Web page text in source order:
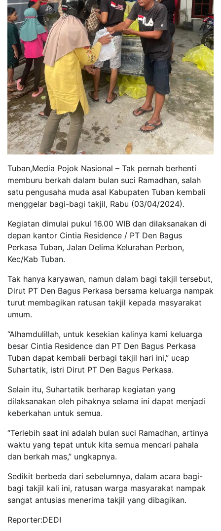
Tuban,Media Pojok Nasional – Tak pernah berhenti
memburu berkah dalam bulan suci Ramadhan, salah
satu pengusaha muda asal Kabupaten Tuban kembali
menggelar bagi-bagi takjil, Rabu (03/04/2024).
Kegiatan dimulai pukul 16.00 WIB dan dilaksanakan di
depan kantor Cintia Residence / PT Den Bagus
Perkasa Tuban, Jalan Delima Kelurahan Perbon,
Kec/Kab Tuban.
Tak hanya karyawan, namun dalam bagi takjil tersebut,
Dirut PT Den Bagus Perkasa bersama keluarga nampak
turut membagikan ratusan takjil kepada masyarakat
umum.
“Alhamdulillah, untuk kesekian kalinya kami keluarga
besar Cintia Residence dan PT Den Bagus Perkasa
Tuban dapat kembali berbagi takjil hari ini,” ucap
Suhartatik, istri Dirut PT Den Bagus Perkasa.
Selain itu, Suhartatik berharap kegiatan yang
dilaksanakan oleh pihaknya selama ini dapat menjadi
keberkahan untuk semua.
“Terlebih saat ini adalah bulan suci Ramadhan, artinya
waktu yang tepat untuk kita semua mencari pahala
dan berkah mas,” ungkapnya.
Sedikit berbeda dari sebelumnya, dalam acara bagi-
bagi takjil kali ini, ratusan warga masyarakat nampak
sangat antusias menerima takjil yang dibagikan.
Reporter:DEDI